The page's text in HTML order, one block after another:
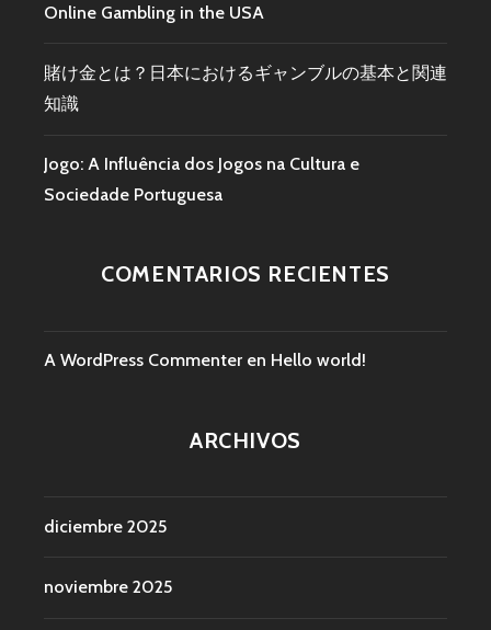
Online Gambling in the USA
賭け金とは？日本におけるギャンブルの基本と関連
知識
Jogo: A Influência dos Jogos na Cultura e
Sociedade Portuguesa
COMENTARIOS RECIENTES
A WordPress Commenter en Hello world!
ARCHIVOS
diciembre 2025
noviembre 2025